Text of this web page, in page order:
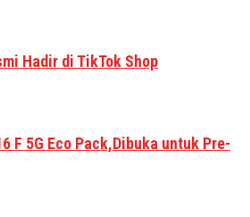
Hadir di TikTok Shop
F 5G Eco Pack,Dibuka untuk Pre-